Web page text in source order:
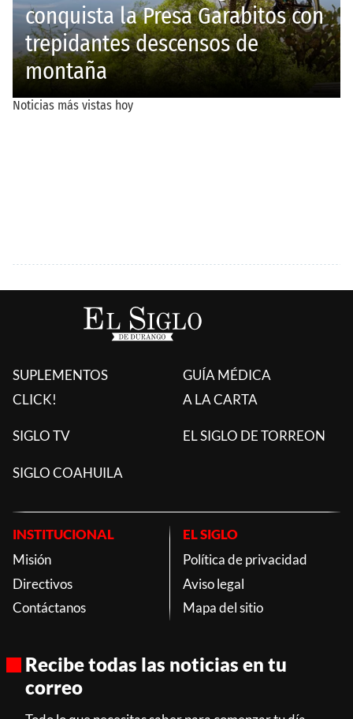
SUPLEMENTOS
CLICK!
GUÍA MÉDICA
A LA CARTA
SIGLO TV EL SIGLO DE TORREON
SIGLO COAHUILA
INSTITUCIONAL
Misión
Directivos
Contáctanos
EL SIGLO
Política de privacidad
Aviso legal
Mapa del sitio
Recibe todas las noticias en tu
correo